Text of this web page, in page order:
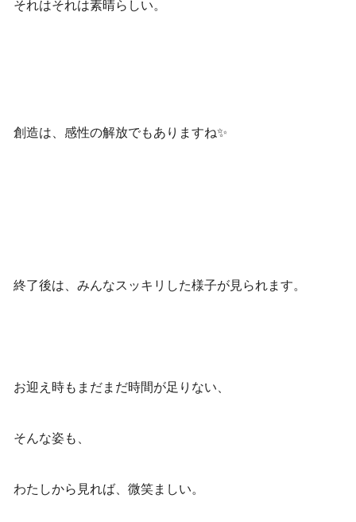
それはそれは素晴らしい。
創造は、感性の解放でもありますね✨
終了後は、みんなスッキリした様子が見られます。
お迎え時もまだまだ時間が足りない、
そんな姿も、
わたしから見れば、微笑ましい。